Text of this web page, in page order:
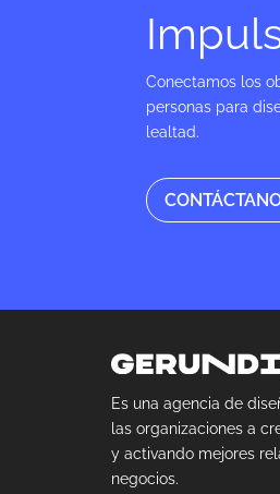
Conectamos los
personas para
lealtad.
Es una agencia de
las organizaciones a
y activando mejores
negocios.